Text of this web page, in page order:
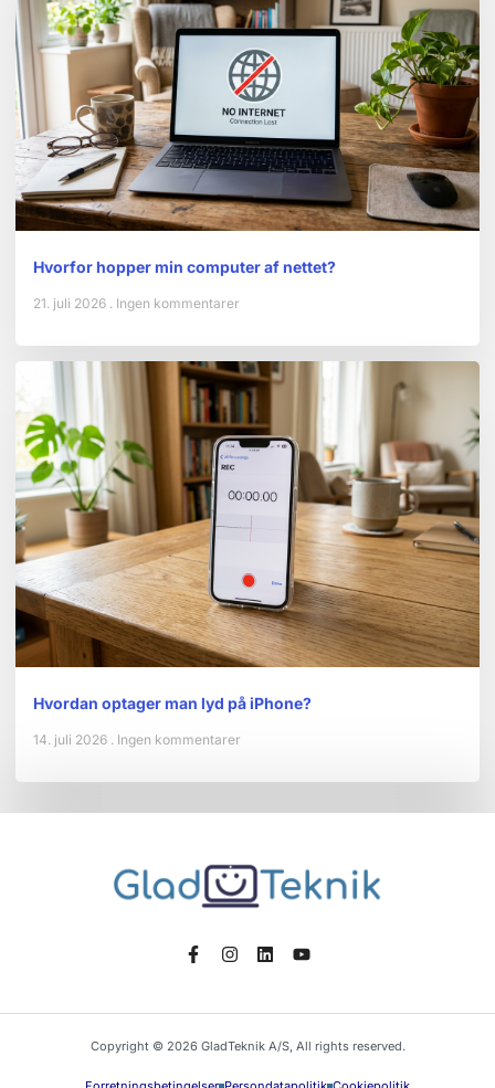
Hvorfor hopper min computer af nettet?
21. juli 2026 Ingen kommentarer
Hvordan optager man lyd på iPhone?
14. juli 2026 Ingen kommentarer
Copyright © 2026 GladTeknik A/S, All rights reserved.